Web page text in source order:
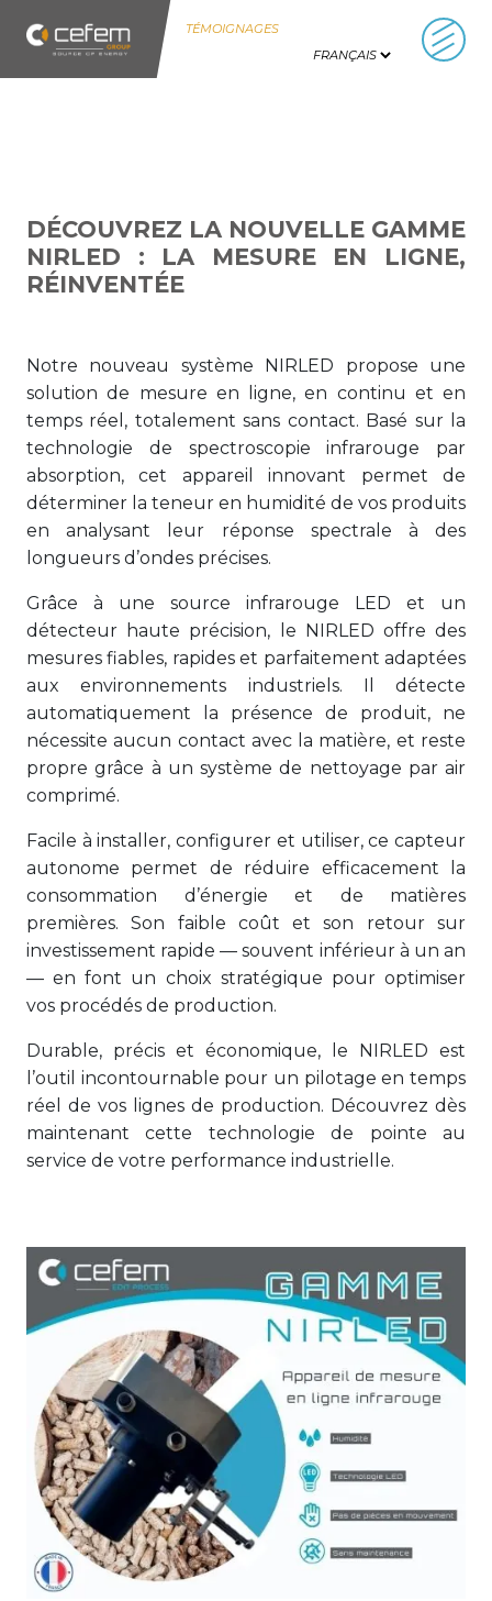
TÉMOIGNAGES
DÉCOUVREZ LA NOUVELLE GAMME
NIRLED : LA MESURE EN LIGNE,
RÉINVENTÉE
Notre nouveau système NIRLED propose une
solution de mesure en ligne, en continu et en
temps réel, totalement sans contact. Basé sur la
technologie de spectroscopie infrarouge par
absorption, cet appareil innovant permet de
déterminer la teneur en humidité de vos produits
en analysant leur réponse spectrale à des
longueurs d’ondes précises.
Grâce à une source infrarouge LED et un
détecteur haute précision, le NIRLED offre des
mesures fiables, rapides et parfaitement adaptées
aux environnements industriels. Il détecte
automatiquement la présence de produit, ne
nécessite aucun contact avec la matière, et reste
propre grâce à un système de nettoyage par air
comprimé.
Facile à installer, configurer et utiliser, ce capteur
autonome permet de réduire efficacement la
consommation d’énergie et de matières
premières. Son faible coût et son retour sur
investissement rapide — souvent inférieur à un an
— en font un choix stratégique pour optimiser
vos procédés de production.
Durable, précis et économique, le NIRLED est
l’outil incontournable pour un pilotage en temps
réel de vos lignes de production. Découvrez dès
maintenant cette technologie de pointe au
service de votre performance industrielle.
Panneau de gestion des cookies